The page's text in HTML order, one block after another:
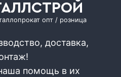
опт / розница
доставка,
помощь в их